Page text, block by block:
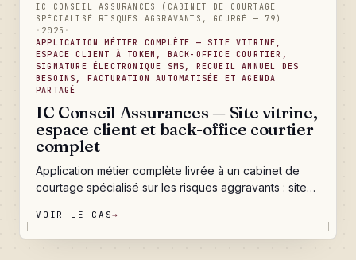
IC CONSEIL ASSURANCES (CABINET DE COURTAGE
SPÉCIALISÉ RISQUES AGGRAVANTS, GOURGÉ — 79)
· 2025 ·
APPLICATION MÉTIER COMPLÈTE — SITE VITRINE,
ESPACE CLIENT À TOKEN, BACK-OFFICE COURTIER,
SIGNATURE ÉLECTRONIQUE SMS, RECUEIL ANNUEL DES
BESOINS, FACTURATION AUTOMATISÉE ET AGENDA
PARTAGÉ
IC Conseil Assurances — Site vitrine,
espace client et back-office courtier
complet
Application métier complète livrée à un cabinet de
courtage spécialisé sur les risques aggravants : site
client à token avec dépôt de documents et signature
électronique par SMS, back-office courtier qui gère
VOIR LE CAS→